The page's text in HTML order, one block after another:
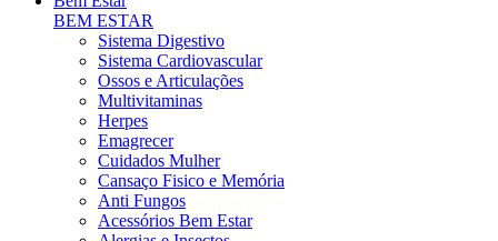
BEM ESTAR
Sistema Digestivo
Sistema Cardiovascular
Ossos e Articulações
Multivitaminas
Herpes
Emagrecer
Cuidados Mulher
Cansaço Fisico e Memória
Anti Fungos
Acessórios Bem Estar